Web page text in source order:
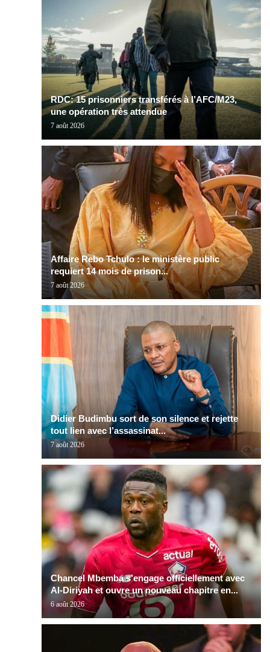
RDC: 15 prisonniers transférés à l’AFC/M23,
une opération très attendue
7 août 2026
Affaire Rebo Tchulo : le ministère public
requiert 14 mois de prison...
7 août 2026
Didier Budimbu sort de son silence et rejette
tout lien avec l’assassinat...
7 août 2026
Chancel Mbemba s’engage officiellement avec
Al-Diriyah et ouvre un nouveau chapitre en...
6 août 2026